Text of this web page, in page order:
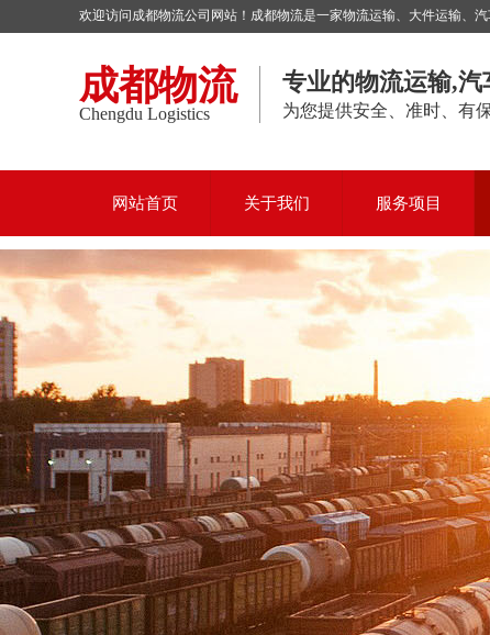
欢迎访问成都物流公司网站！成都物流是一家物流运输、大件运输、
成都物流
Chengdu Logistics
专业的物流运输,汽
为您提供安全、准时、有
网站首页 关于我们 服务项目